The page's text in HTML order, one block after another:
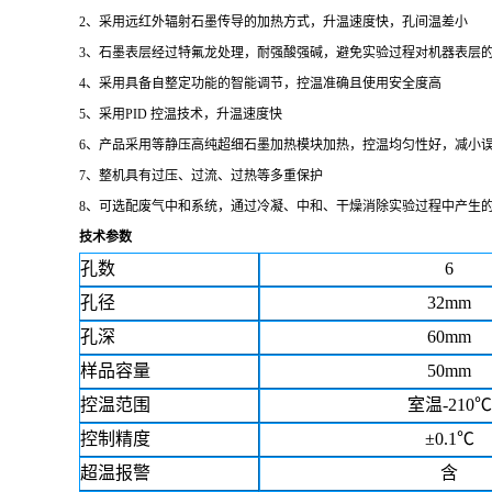
2、采用远红外辐射石墨传导的加热方式，升温速度快，孔间温差小
3、石墨表层经过特氟龙处理，耐强酸强碱，避免实验过程对机器表层
4、采用具备自整定功能的智能调节，控温准确且使用安全度高
5、 采用PID 控温技术，升温速度快
6、产品采用等静压高纯超细石墨加热模块加热，控温均匀性好，减小
7、整机具有过压、过流、过热等多重保护
8、可选配废气中和系统，通过冷凝、中和、干燥消除实验过程中产生
技术参数
孔数
6
孔径
32mm
孔深
60mm
样品容量
50mm
控温范围
室温-210℃
控制精度
±0.1℃
超温报警
含